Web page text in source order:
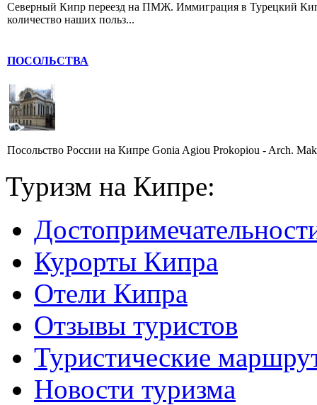
Северный Кипр переезд на ПМЖ. Иммиграция в Турецкий
количество наших польз...
ПОСОЛЬСТВА
Посольство России на Кипре Gonia Agiou Prokopiou - Arch.
Туризм на Кипре:
Курорты Кипра
Отели Кипра
Отзывы туристов
Туристические
Новости туризма